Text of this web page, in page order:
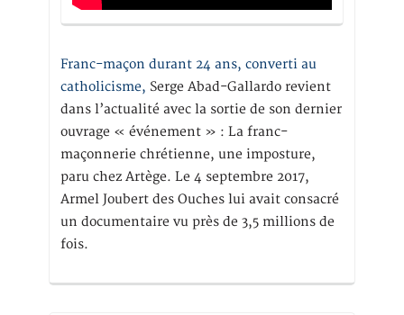
Franc-maçon durant 24 ans, converti au
catholicisme, Serge Abad-Gallardo revient
dans l’actualité avec la sortie de son dernier
ouvrage « événement » : La franc-
maçonnerie chrétienne, une imposture,
paru chez Artège. Le 4 septembre 2017,
Armel Joubert des Ouches lui avait consacré
un documentaire vu près de 3,5 millions de
fois.